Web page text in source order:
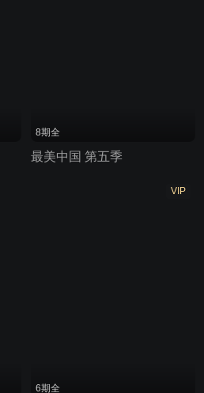
8期全
最美中国 第五季
VIP
6期全